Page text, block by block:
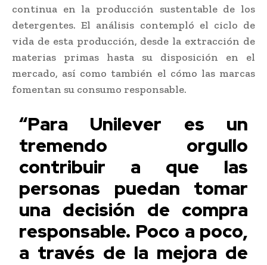
continua en la producción sustentable de los
detergentes. El análisis contempló el ciclo de
vida de esta producción, desde la extracción de
materias primas hasta su disposición en el
mercado, así como también el cómo las marcas
fomentan su consumo responsable.
“Para Unilever es un
tremendo orgullo
contribuir a que las
personas puedan tomar
una decisión de compra
responsable. Poco a poco,
a través de la mejora de